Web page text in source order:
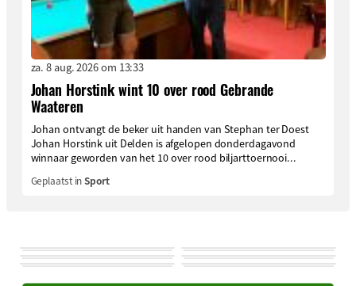
za. 8 aug. 2026 om 13:33
Johan Horstink wint 10 over rood Gebrande
Waateren
Johan ontvangt de beker uit handen van Stephan ter Doest
Johan Horstink uit Delden is afgelopen donderdagavond
winnaar geworden van het 10 over rood biljarttoernooi...
Geplaatst inSport